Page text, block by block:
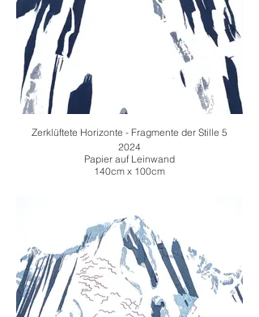
Zerklüftete Horizonte - Fragmente der Stille 5
2024
Papier auf Leinwand
140cm x 100cm